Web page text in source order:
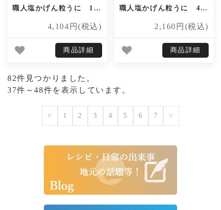
職人塩かげん粒うに 100g
4,104円(税込)
商品詳細
職人塩かげん粒うに 45g
2,160円(税込)
商品詳細
82件見つかりました。
37件～48件を表示しています。
< 1 2 3 4 5 6 7 >